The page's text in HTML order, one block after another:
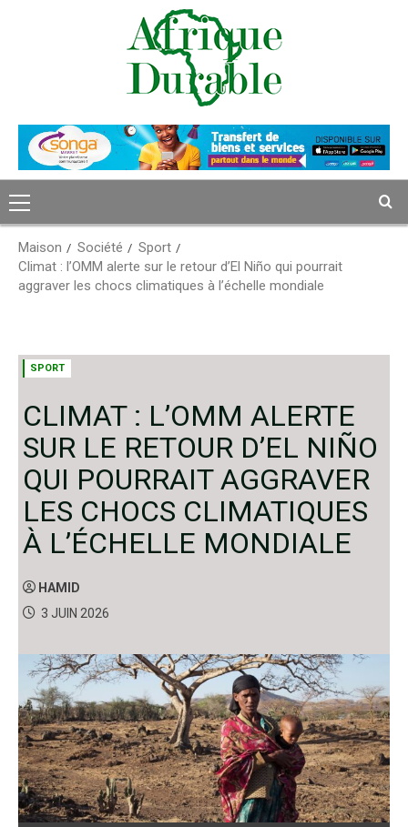
Menu
principal
Maison
Société
Sport
Climat : l’OMM alerte sur le retour d’El Niño qui pourrait
aggraver les chocs climatiques à l’échelle mondiale
SPORT
CLIMAT : L’OMM ALERTE
SUR LE RETOUR D’EL NIÑO
QUI POURRAIT AGGRAVER
LES CHOCS CLIMATIQUES
À L’ÉCHELLE MONDIALE
HAMID
3 JUIN 2026